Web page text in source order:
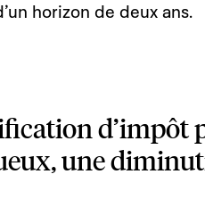
horizon de deux ans.
d’impôt
une